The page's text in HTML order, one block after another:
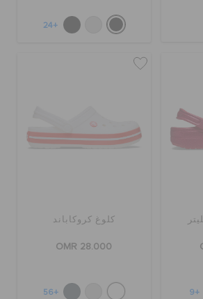
+24
+9
كلوغ كروكاباند
OMR 28.000
+56